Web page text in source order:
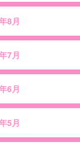
8月
7月
6月
5月